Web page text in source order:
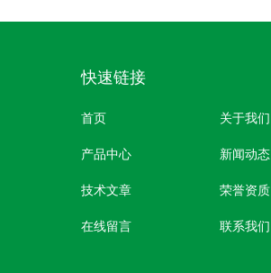
快速链接
首页 关于我们
产品中心 新闻动态
技术文章 荣誉资质
在线留言 联系我们